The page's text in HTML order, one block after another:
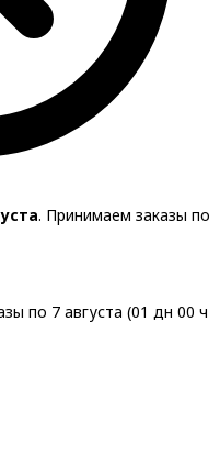
. Принимаем заказы по
по 7 августа (01 дн 00 ч